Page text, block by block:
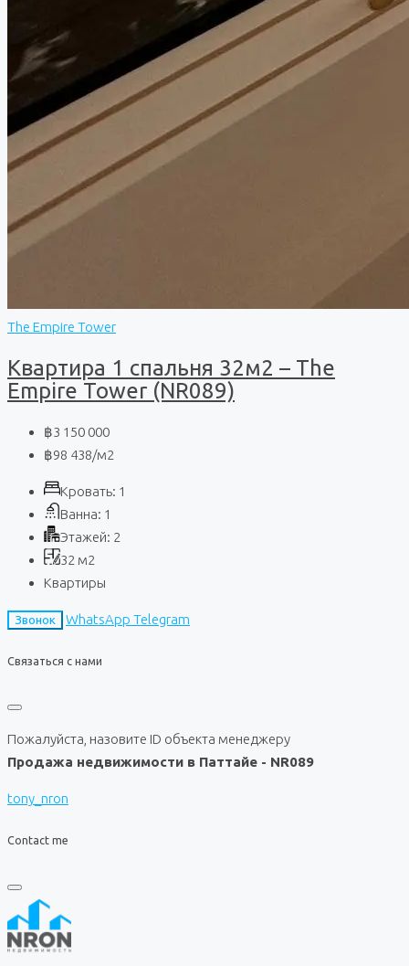
The Empire Tower
Квартира 1 спальня 32м2 – The
Empire Tower (NR089)
฿3 150 000
฿98 438/м2
Кровать: 1
Ванна: 1
Этажей: 2
32 м2
Квартиры
Звонок WhatsApp Telegram
Связаться с нами
Пожалуйста, назовите ID объекта менеджеру
Продажа недвижимости в Паттайе - NR089
tony_nron
Contact me